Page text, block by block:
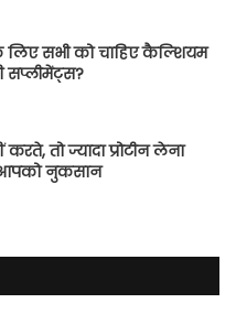
लिए सभी को चाहिए कैल्शियम
सप्लीमेंट्स?
तो ज्यादा प्रोटीन लेना
नुकसान